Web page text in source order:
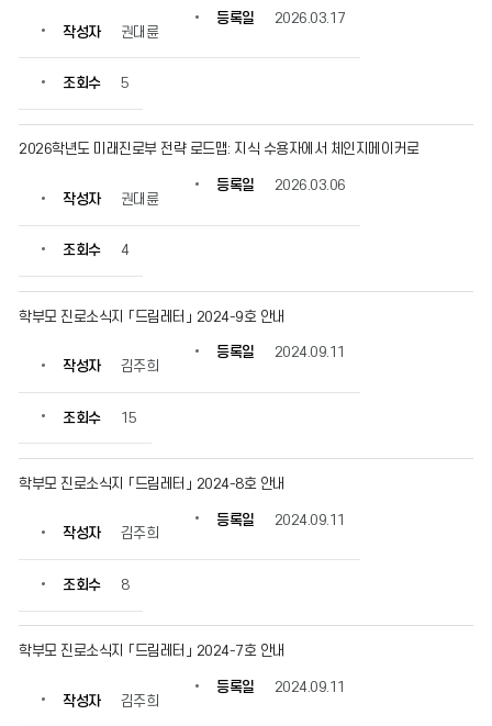
정
게
시
작
자,
정
인
있
습
작성자 권대륜
등록일 2026.03.17
조회수 5
2026학년도 미래진로부 전략 로드맵: 지식 수용자에서 체인지메이커로
작성자 권대륜
등록일 2026.03.06
조회수 4
학부모 진로소식지 「드림레터」 2024-9호 안내
작성자 김주희
등록일 2024.09.11
조회수 15
학부모 진로소식지 「드림레터」 2024-8호 안내
작성자 김주희
등록일 2024.09.11
조회수 8
학부모 진로소식지 「드림레터」 2024-7호 안내
작성자 김주희
등록일 2024.09.11